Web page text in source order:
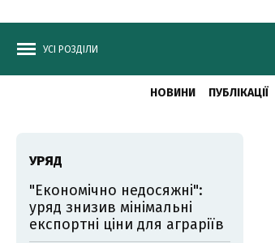
УСІ РОЗДІЛИ
НОВИНИ ПУБЛІКАЦІЇ
УРЯД
"Економічно недосяжні":
уряд знизив мінімальні
експортні ціни для аграріїв